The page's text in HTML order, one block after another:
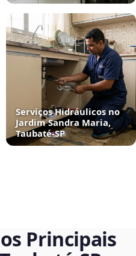
Serviços Hidráulicos no
Jardim Sandra Maria,
Taubaté‑SP
Principais